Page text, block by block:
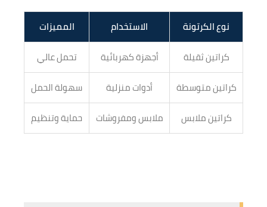
نوع الكرتونة الاستخدام
المميزات
كراتين ثقيلة
أجهزة كهربائية
تحمل عالي
كراتين متوسطة
أدوات منزلية
سهولة الحمل
كراتين ملابس
ملابس ومفروشات حماية وتنظيم